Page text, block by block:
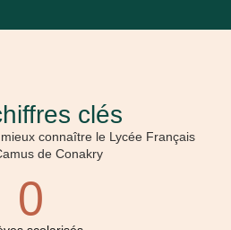
clés
connaître le Lycée Français
de Conakry
0